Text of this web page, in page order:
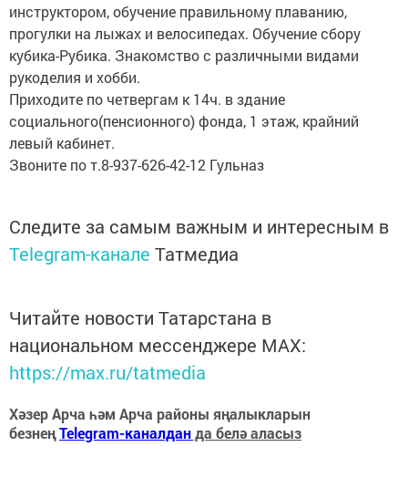
инструктором, обучение правильному плаванию,
прогулки на лыжах и велосипедах. Обучение сбору
кубика-Рубика. Знакомство с различными видами
рукоделия и хобби.
Приходите по четвергам к 14ч. в здание
социального(пенсионного) фонда, 1 этаж, крайний
левый кабинет.
Звоните по т.8-937-626-42-12 Гульназ
Следите за самым важным и интересным в
Telegram-канале Татмедиа
Читайте новости Татарстана в
национальном мессенджере MАХ:
https://max.ru/tatmedia
Хәзер Арча һәм Арча районы яңалыкларын
безнеңTelegram-каналданда белә аласыз